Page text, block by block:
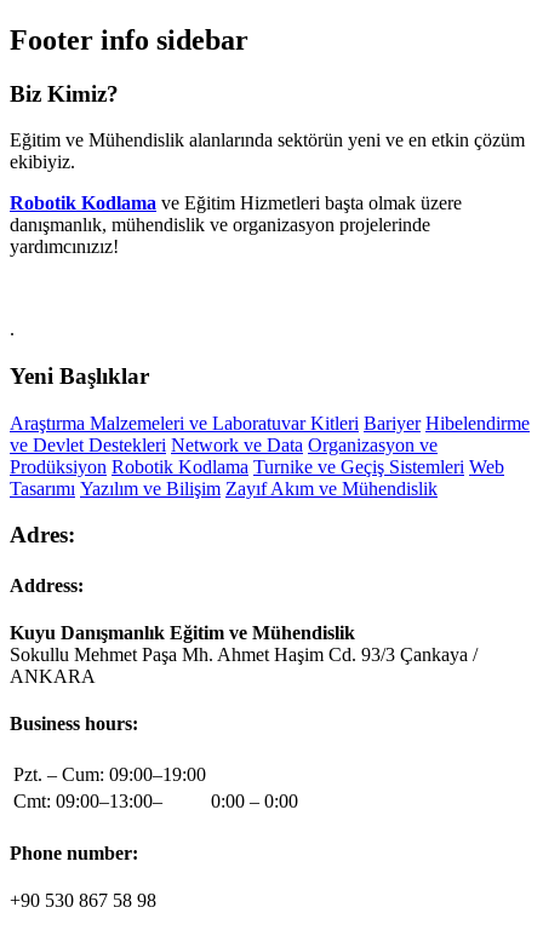
Footer info sidebar
Biz Kimiz?
Eğitim ve Mühendislik alanlarında sektörün yeni ve en etkin çözüm
ekibiyiz.
Robotik Kodlama ve Eğitim Hizmetleri başta olmak üzere
danışmanlık, mühendislik ve organizasyon projelerinde
yardımcınızız!
.
Yeni Başlıklar
Araştırma Malzemeleri ve Laboratuvar Kitleri Bariyer Hibelendirme
ve Devlet Destekleri Network ve Data Organizasyon ve
Prodüksiyon Robotik Kodlama Turnike ve Geçiş Sistemleri Web
Tasarımı Yazılım ve Bilişim Zayıf Akım ve Mühendislik
Adres:
Address:
Kuyu Danışmanlık Eğitim ve Mühendislik
Sokullu Mehmet Paşa Mh. Ahmet Haşim Cd. 93/3 Çankaya /
ANKARA
Business hours:
Pzt. – Cum: 09:00–19:00
Cmt: 09:00–13:00–
0:00 – 0:00
Phone number:
+90 530 867 58 98